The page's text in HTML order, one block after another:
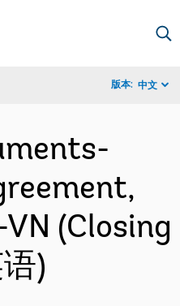
版本: 中文
(Closing
)